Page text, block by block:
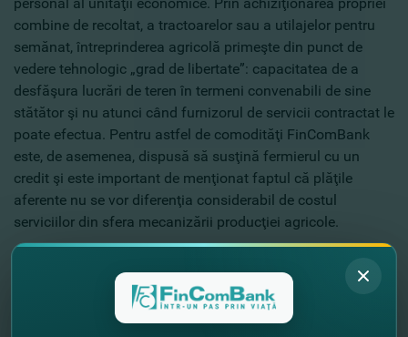
combine de recoltat, a tractoarelor sau a utilajelor pentru
semănat, întreprinderea agricolă primeşte din punct de
vedere tehnologic „grad de libertate”: capacitatea de a
desfăşura lucrări de teren în termeni convenabili de sine
stătător şi nu atunci când furnizorul de servicii contractat le
poate efectua. Pentru astfel de comodităţi FinComBank
este, de asemenea, dispusă să susţină fermierul cu un
credit şi este important de menţionat faptul că plăţile
aferente nu se vor diferenţia considerabil de costul
serviciilor din sfera mecanizării producţiei agricole.
modernizare agricolă, procesul de dezvoltare a
infrastructurii agroindustriale după recoltare se dezvoltă